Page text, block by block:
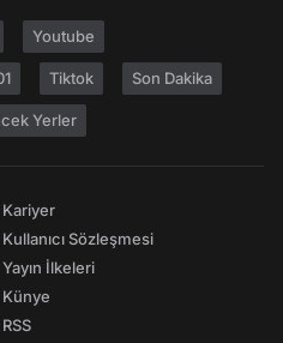
Youtube
Tiktok Son Dakika
Yerler
Kariyer
Kullanıcı Sözleşmesi
Yayın İlkeleri
Künye
RSS